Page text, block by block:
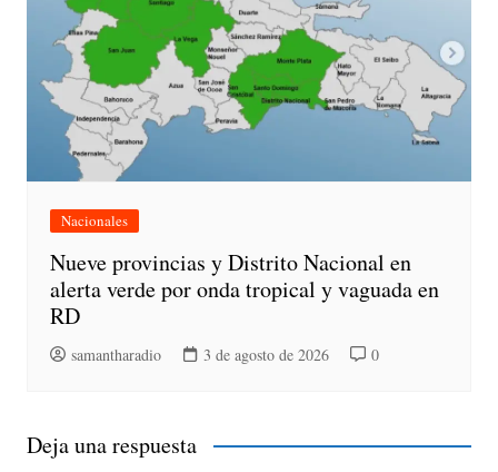
Nacionales
Nueve provincias y Distrito Nacional en
alerta verde por onda tropical y vaguada en
RD
samantharadio 3 de agosto de 2026 0
Deja una respuesta